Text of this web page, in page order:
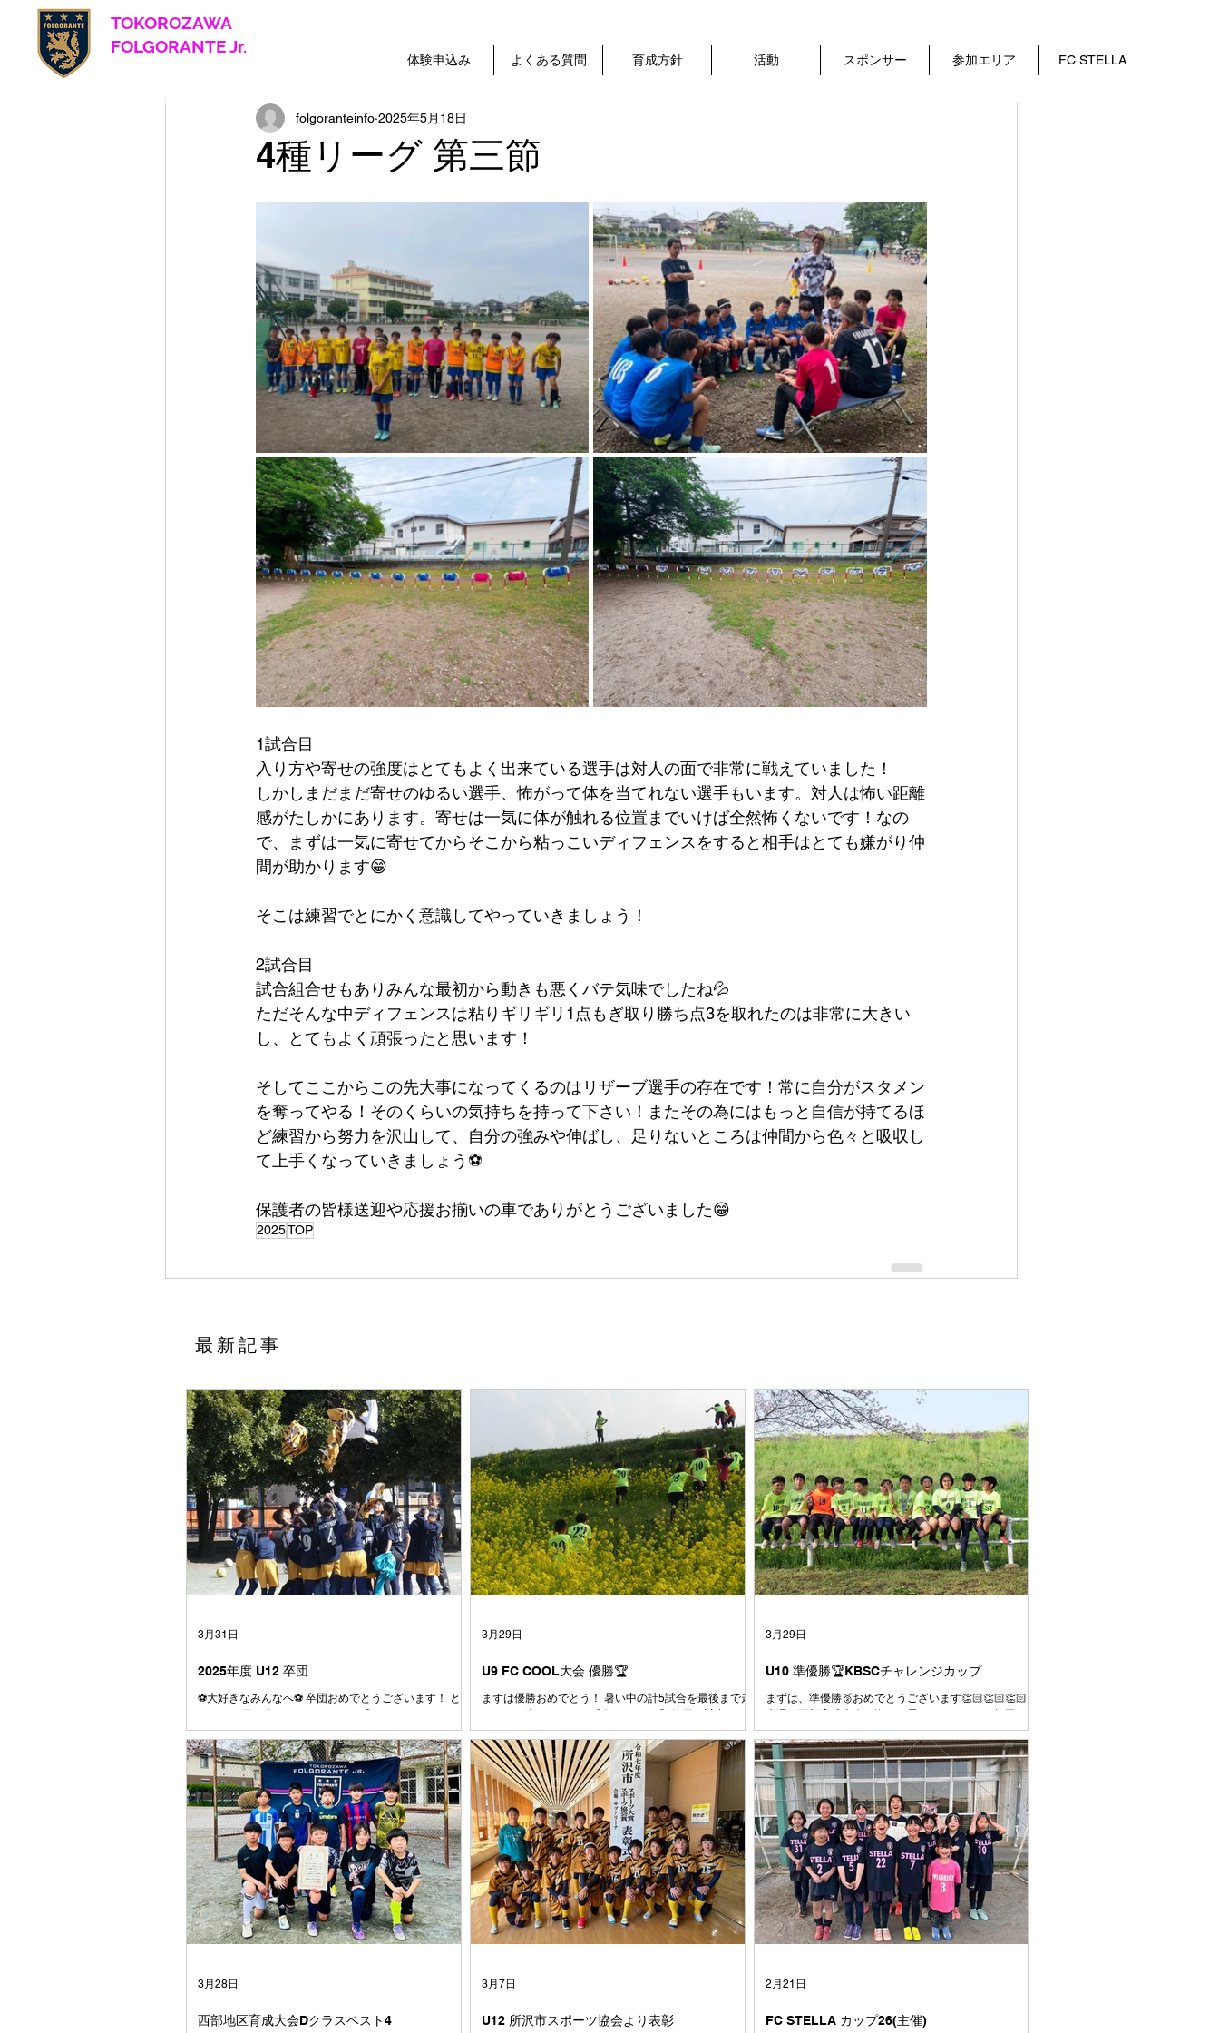
TOKOROZAWA
​ FOLGORANTE Jr.
体験申込み よくある質問 育成方針 活動 スポンサー 参加エリア FC STELLA
4種リーグ 第三節
folgoranteinfo 2025年5月18日
1試合目
入り方や寄せの強度はとてもよく出来ている選手は対人の面で非常に戦えていました！
しかしまだまだ寄せのゆるい選手、怖がって体を当てれない選手もいます。対人は怖い距離
感がたしかにあります。寄せは一気に体が触れる位置までいけば全然怖くないです！なの
で、まずは一気に寄せてからそこから粘っこいディフェンスをすると相手はとても嫌がり仲
間が助かります😁
そこは練習でとにかく意識してやっていきましょう！
2試合目
試合組合せもありみんな最初から動きも悪くバテ気味でしたね💦
ただそんな中ディフェンスは粘りギリギリ1点もぎ取り勝ち点3を取れたのは非常に大きい
し、とてもよく頑張ったと思います！
そしてここからこの先大事になってくるのはリザーブ選手の存在です！常に自分がスタメン
を奪ってやる！そのくらいの気持ちを持って下さい！またその為にはもっと自信が持てるほ
ど練習から努力を沢山して、自分の強みや伸ばし、足りないところは仲間から色々と吸収し
て上手くなっていきましょう⚽️
保護者の皆様送迎や応援お揃いの車でありがとうございました😁
2025TOP
​最新記事
2025年度 U12 卒団
⚽️大好きなみんなへ⚽️ 卒団おめでとうございます！ とう
とうこの日が来てしまいましたね😭 はじめはあんなに
大きかった4号級のボール またぐのも大変だったボール
も、今じゃとても小さく感じます⚽️ みんなは小さい時か
ら、 やんちゃで、うるさくて、 でもとても素直で、よ
く笑う子たちでした☺️ みんなとはじめて出会った1年生
の頃、何人かはすでにファルゴに入っていて、その時は
まだここにいるメンバーの数人でしたね 人数が減った
りもしたけれども、学年が上がるに連れて、また少しず
つ仲間が増えていきました⚽️ それはきっと、みんなが楽
しそうにサッカーをして、なにより仲間を大切にしてい
て、 とても魅力のあるチームだったからだと コーチは
思っています☺️ みんなは、たまたま同じ世代に生まれ
て、 いろいろな小学校から集まってきました 本来なら
別々の場所で過ごしていたかもしれない17人が、サッカ
ーを通じて出会い、どこよりも仲の良いチームになりま
た💪 試合に負けて悔し
3月31日
U9 FC COOL大会 優勝🏆
まずは優勝おめでとう！ 暑い中の計5試合を最後まで走
りきった姿にコーチは感動しました😭 簡単な試合はひ
とつもなかった中で、ここまでチームとしてしっかりゴ
ールを決めきる力やシュートを打たせない意識がどんど
んついてきていると感じています。ここで満足せずに攻
撃でも守備でも、もっと1点にこだわってプレイ出来る
とみんなもっと強くなれます！！ とにかく、本当にお
疲れ様でした👏 おめでとう🎊
3月29日
U10 準優勝🏆KBSCチャレンジカップ
まずは、準優勝🥈おめでとうございます👏🏻👏🏻👏🏻
先週の西部育成大会で悔しい思いをしたことを挽回する
ために全ての試合を全力で臨むこと、4年として最後の
大会で有終の美を飾って新年度トップの活動に繋げられ
るように優勝目指して臨むことを伝えて大会に挑みまし
た⚽️ 課題であった試合の入り方はとても良かったです👍
よく声も出ていたし、コミュニケーションが取れていた
と思います👍 2試合目、３試合目と集中力や気持ちのコ
ントロールに波があるのは今後の課題です💦 それで
も、1日を通してよく走り、よく頑張りました👍 今日対
戦したチームもよいチームばかりでした⚽️ 相手をリスペ
クトし、上手さや強さを持つチームの良いところはどん
どん吸収して、より成長していきましょう👍 この一年
で、それぞれの選手ごとにできることがたくさん増えた
と思います👍が、周りを見ると上手い選手、強い選手は
たくさんいます⚽️ いまできていないことは、たくさん練
にコーチ達
3月29日
西部地区育成大会Dクラスベスト4
3月28日
U12 所沢市スポーツ協会より表彰
3月7日
FC STELLA カップ26(主催)
2月21日